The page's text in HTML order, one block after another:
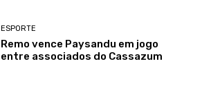
ESPORTE
Remo vence Paysandu em jogo
entre associados do Cassazum